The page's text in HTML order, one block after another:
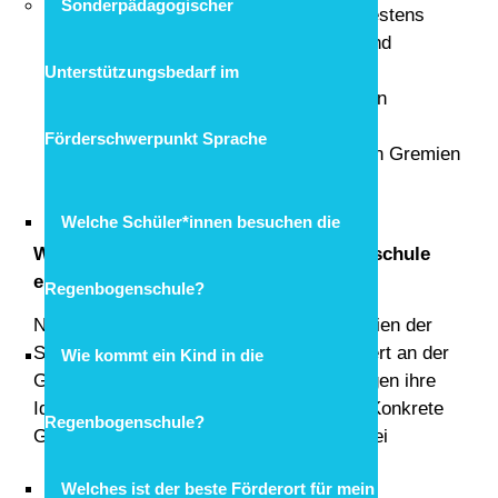
Sonderpädagogischer
Unterstützungsbedarf im
Förderschwerpunkt Sprache
Welche Schüler*innen besuchen die
Regenbogenschule?
Wie kommt ein Kind in die
Regenbogenschule?
Welches ist der beste Förderort für mein
stattfindenKlassenpflegschaft
spätestens
nach 3 Wochen, Schulpflegschaft und
Schulkonferenznach 5 Wochen)
Für das Verfahren in den schulischen
verbindlich, für die Wahlen zu diesen Gremien
Wie kann ich mich an der Regenbogenschule
einbringen?
Neben der Arbeit in den Mitwirkungsgremien der
Schule arbeiten viele Eltern sehr engagiert an der
Gestaltung des Schullebens mit und bringen ihre
Ideen, Erfahrungen und Fähigkeiten ein. Konkrete
Gelegenheiten hierzu ergeben sich u.a. bei
Klassenpflegschaftsversammlungen